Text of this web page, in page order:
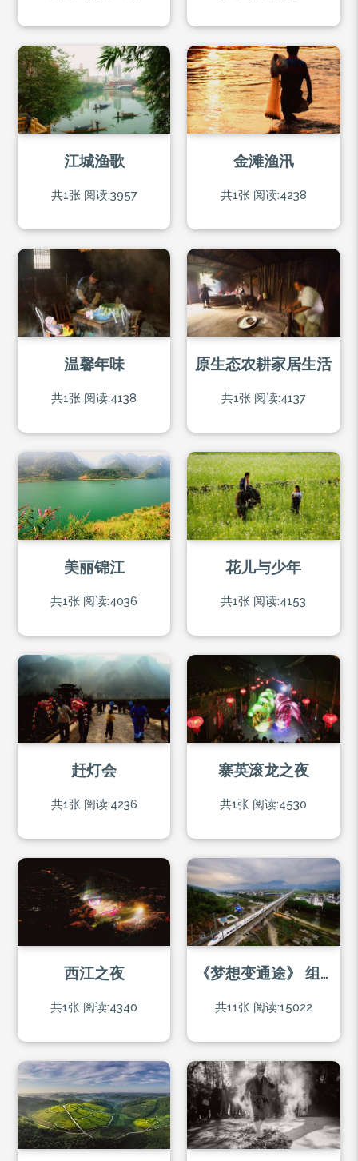
江城渔歌
共1张 阅读:3957
金滩渔汛
共1张 阅读:4238
温馨年味
共1张 阅读:4138
原生态农耕家居生活
共1张 阅读:4137
美丽锦江
共1张 阅读:4036
花儿与少年
共1张 阅读:4153
赶灯会
共1张 阅读:4236
寨英滚龙之夜
共1张 阅读:4530
西江之夜
共1张 阅读:4340
《梦想变通途》 组图-
共11张 阅读:15022